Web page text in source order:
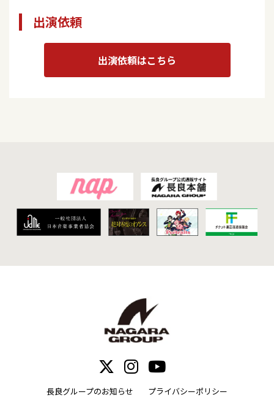
出演依頼
出演依頼はこちら
長良グループのお知らせ プライバシーポリシー